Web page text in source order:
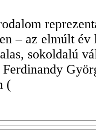
– az elmúlt
sokoldalú
(